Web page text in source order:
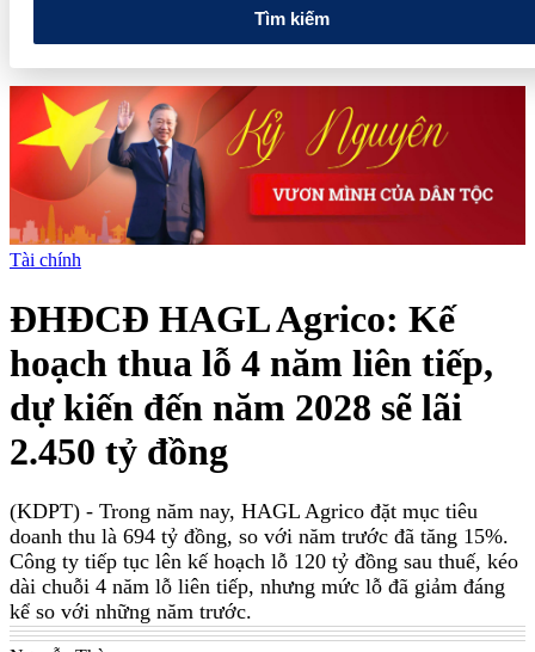
Tìm kiếm
Tài chính
ĐHĐCĐ HAGL Agrico: Kế
hoạch thua lỗ 4 năm liên tiếp,
dự kiến đến năm 2028 sẽ lãi
2.450 tỷ đồng
(KDPT) - Trong năm nay, HAGL Agrico đặt mục tiêu
doanh thu là 694 tỷ đồng, so với năm trước đã tăng 15%.
Công ty tiếp tục lên kế hoạch lỗ 120 tỷ đồng sau thuế, kéo
dài chuỗi 4 năm lỗ liên tiếp, nhưng mức lỗ đã giảm đáng
kể so với những năm trước.